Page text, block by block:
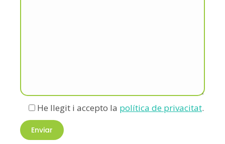
He llegit i accepto la política de privacitat.